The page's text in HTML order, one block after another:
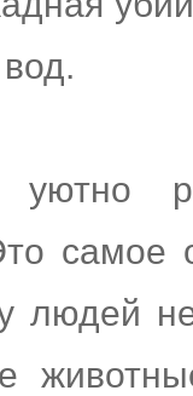
самое
людей